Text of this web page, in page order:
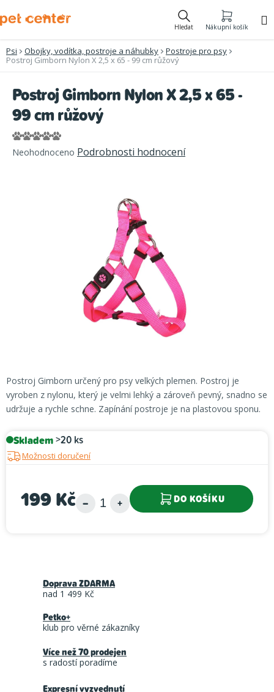
na
Hledat Nákupní košík
Psi Obojky, vodítka, postroje a náhubky
Postroje pro psy
Postroj Gimborn Nylon X 2,5 x 65 - 99 cm růžový
Postroj Gimborn určený pro psy velkých plemen. Postroj je
vyroben z nylonu, který je velmi lehký a zároveň pevný, snadno se
udržuje a rychle schne. Zapínání postroje je na plastovou sponu.
Skladem>20 ks
Možnosti doručení
199 Kč DO KOŠÍKU
Postroj Gimborn Nylon X 2,5 x 65 -
99 cm růžový
Průměrné
hodnocení
Neohodnoceno Podrobnosti hodnocení
Doprava ZDARMA
nad 1 499 Kč
Petko+
klub pro věrné zákazníky
Více než 70 prodejen
s radostí poradíme
Expresní vyzvednutí